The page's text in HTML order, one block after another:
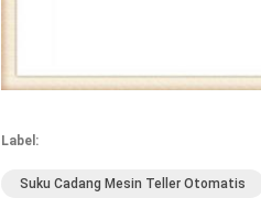
Label:
Suku Cadang Mesin Teller Otomatis